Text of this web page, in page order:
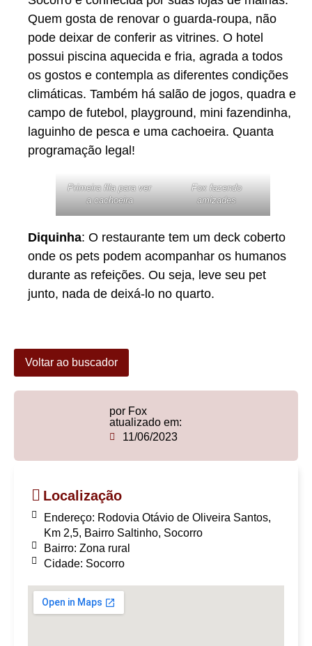
Quem gosta de renovar o guarda-roupa, não
pode deixar de conferir as vitrines. O hotel
possui piscina aquecida e fria, agrada a todos
os gostos e contempla as diferentes condições
climáticas. Também há salão de jogos, quadra e
campo de futebol, playground, mini fazendinha,
laguinho de pesca e uma cachoeira. Quanta
programação legal!
Primeira fila para ver
a cachoeira
Fox fazendo
amizades
Diquinha: O restaurante tem um deck coberto
onde os pets podem acompanhar os humanos
durante as refeições. Ou seja, leve seu pet
junto, nada de deixá-lo no quarto.
Voltar ao buscador
por Fox
atualizado em:
11/06/2023
Localização
Endereço: Rodovia Otávio de Oliveira Santos,
Km 2,5, Bairro Saltinho, Socorro
Bairro: Zona rural
Cidade: Socorro